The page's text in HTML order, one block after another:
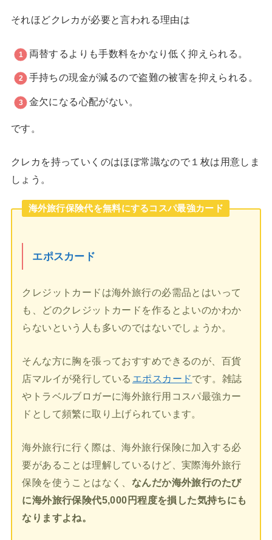
それほどクレカが必要と言われる理由は
両替するよりも手数料をかなり低く抑えられる。
手持ちの現金が減るので盗難の被害を抑えられる。
金欠になる心配がない。
です。
クレカを持っていくのはほぼ常識なので１枚は用意しま
しょう。
海外旅行保険代を無料にするコスパ最強カード
エポスカード
クレジットカードは海外旅行の必需品とはいって
も、どのクレジットカードを作るとよいのかわか
らないという人も多いのではないでしょうか。
そんな方に胸を張っておすすめできるのが、百貨
店マルイが発行している エポスカードです。雑誌
やトラベルブロガーに海外旅行用コスパ最強カー
ドとして頻繁に取り上げられています。
海外旅行に行く際は、海外旅行保険に加入する必
要があることは理解しているけど、実際海外旅行
保険を使うことはなく、 なんだか海外旅行のたび
に海外旅行保険代5,000円程度を損した気持ちにも
なりますよね。